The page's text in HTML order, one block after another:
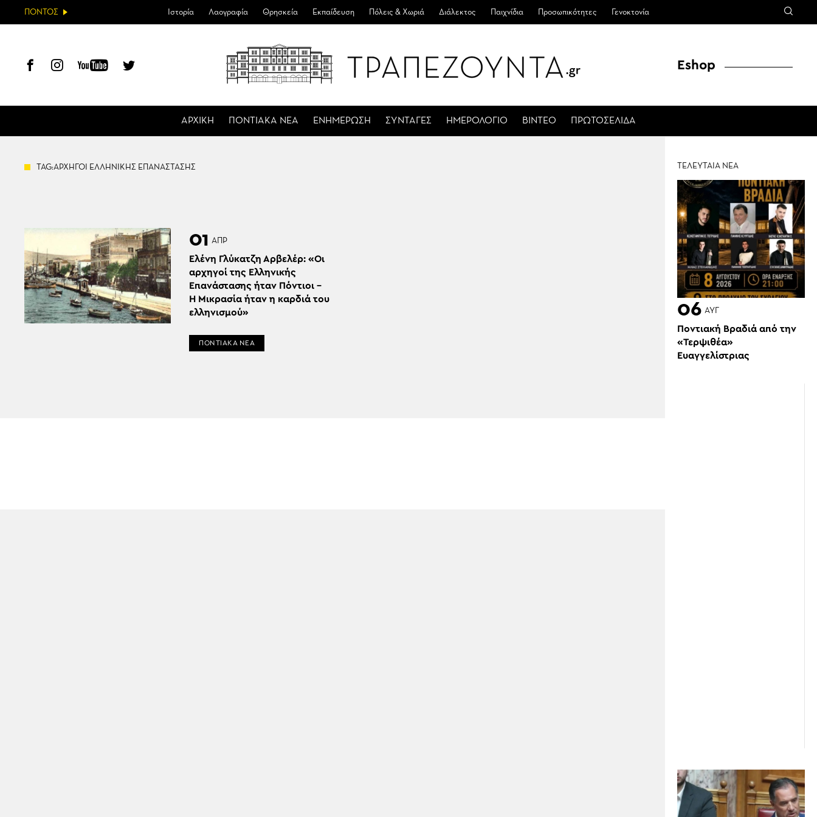
ΠΟΝΤΟΣ Ιστορία Λαογραφία Θρησκεία Εκπαίδευση Πόλεις & Χωριά Διάλεκτος Παιχνίδια Προσωπικότητες Γενοκτονία
ΑΡΧΙΚΗ ΠΟΝΤΙΑΚΑ ΝΕΑ ΕΝΗΜΕΡΩΣΗ ΣΥΝΤΑΓΕΣ ΗΜΕΡΟΛΟΓΙΟ ΒΙΝΤΕΟ ΠΡΩΤΟΣΕΛΙΔΑ
Eshop
TAG:ΑΡΧΗΓΟΙ ΕΛΛΗΝΙΚΗΣ ΕΠΑΝΑΣΤΑΣΗΣ
01 ΑΠΡ
Ελένη Γλύκατζη Αρβελέρ: «Οι
αρχηγοί της Ελληνικής
Επανάστασης ήταν Πόντιοι –
Η Μικρασία ήταν η καρδιά του
ελληνισμού»
ΠΟΝΤΙΑΚΑ ΝΕΑ
ΤΕΛΕΥΤΑΙΑ ΝΕΑ
06 ΑΥΓ
Ποντιακή Βραδιά από την
«Τερψιθέα»
Ευαγγελίστριας